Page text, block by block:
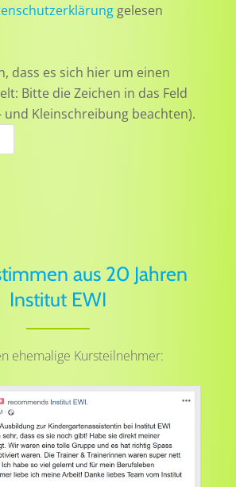
gelesen
dass es sich hier um einen
Bitte die Zeichen in das Feld
und Kleinschreibung beachten).
aus 20 Jahren
Institut EWI
ehemalige Kursteilnehmer: